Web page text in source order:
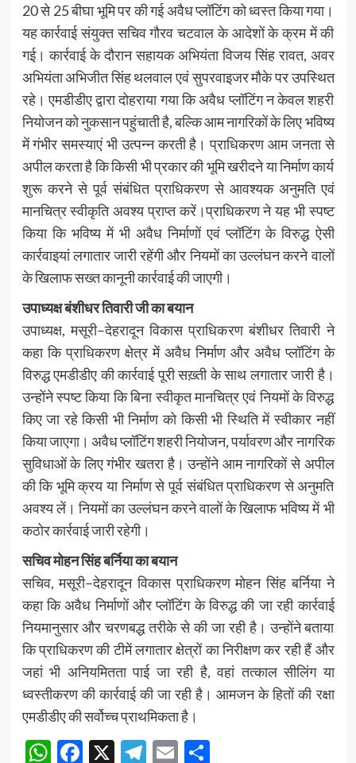
20 से 25 बीघा भूमि पर की गई अवैध प्लॉटिंग को ध्वस्त किया गया।
यह कार्रवाई संयुक्त सचिव गौरव चटवाल के आदेशों के क्रम में की
गई। कार्रवाई के दौरान सहायक अभियंता विजय सिंह रावत, अवर
अभियंता अभिजीत सिंह थलवाल एवं सुपरवाइजर मौके पर उपस्थित
रहे। एमडीडीए द्वारा दोहराया गया कि अवैध प्लॉटिंग न केवल शहरी
नियोजन को नुकसान पहुंचाती है, बल्कि आम नागरिकों के लिए भविष्य
में गंभीर समस्याएं भी उत्पन्न करती है। प्राधिकरण आम जनता से
अपील करता है कि किसी भी प्रकार की भूमि खरीदने या निर्माण कार्य
शुरू करने से पूर्व संबंधित प्राधिकरण से आवश्यक अनुमति एवं
मानचित्र स्वीकृति अवश्य प्राप्त करें।प्राधिकरण ने यह भी स्पष्ट
किया कि भविष्य में भी अवैध निर्माणों एवं प्लॉटिंग के विरुद्ध ऐसी
कार्रवाइयां लगातार जारी रहेंगी और नियमों का उल्लंघन करने वालों
के खिलाफ सख्त कानूनी कार्रवाई की जाएगी।
उपाध्यक्ष बंशीधर तिवारी जी का बयान
उपाध्यक्ष, मसूरी–देहरादून विकास प्राधिकरण बंशीधर तिवारी ने
कहा कि प्राधिकरण क्षेत्र में अवैध निर्माण और अवैध प्लॉटिंग के
विरुद्ध एमडीडीए की कार्रवाई पूरी सख़्ती के साथ लगातार जारी है।
उन्होंने स्पष्ट किया कि बिना स्वीकृत मानचित्र एवं नियमों के विरुद्ध
किए जा रहे किसी भी निर्माण को किसी भी स्थिति में स्वीकार नहीं
किया जाएगा। अवैध प्लॉटिंग शहरी नियोजन, पर्यावरण और नागरिक
सुविधाओं के लिए गंभीर खतरा है। उन्होंने आम नागरिकों से अपील
की कि भूमि क्रय या निर्माण से पूर्व संबंधित प्राधिकरण से अनुमति
अवश्य लें। नियमों का उल्लंघन करने वालों के खिलाफ भविष्य में भी
कठोर कार्रवाई जारी रहेगी।
सचिव मोहन सिंह बर्निया का बयान
सचिव, मसूरी–देहरादून विकास प्राधिकरण मोहन सिंह बर्निया ने
कहा कि अवैध निर्माणों और प्लॉटिंग के विरुद्ध की जा रही कार्रवाई
नियमानुसार और चरणबद्ध तरीके से की जा रही है। उन्होंने बताया
कि प्राधिकरण की टीमें लगातार क्षेत्रों का निरीक्षण कर रही हैं और
जहां भी अनियमितता पाई जा रही है, वहां तत्काल सीलिंग या
ध्वस्तीकरण की कार्रवाई की जा रही है। आमजन के हितों की रक्षा
एमडीडीए की सर्वोच्च प्राथमिकता है।
WhatsApp
Facebook
X Telegram
EmailShare